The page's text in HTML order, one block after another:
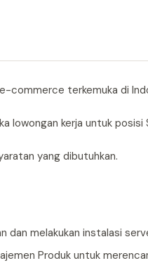
commerce terkemuka di
lowongan kerja untuk posisi
yang dibutuhkan.
dan melakukan instalasi
Produk untuk